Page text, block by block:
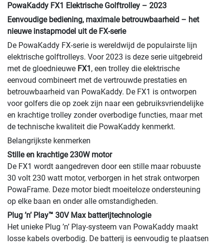
PowaKaddy FX1 Elektrische Golftrolley – 2023
Eenvoudige bediening, maximale betrouwbaarheid – het
nieuwe instapmodel uit de FX-serie
De PowaKaddy FX-serie is wereldwijd de populairste lijn
elektrische golftrolleys. Voor 2023 is deze serie uitgebreid
met de gloednieuwe FX1, een trolley die elektrische
eenvoud combineert met de vertrouwde prestaties en
betrouwbaarheid van PowaKaddy. De FX1 is ontworpen
voor golfers die op zoek zijn naar een gebruiksvriendelijke
en krachtige trolley zonder overbodige functies, maar met
de technische kwaliteit die PowaKaddy kenmerkt.
Belangrijkste kenmerken
Stille en krachtige 230W motor
De FX1 wordt aangedreven door een stille maar robuuste
30 volt 230 watt motor, verborgen in het strak ontworpen
PowaFrame. Deze motor biedt moeiteloze ondersteuning
op elke baan en onder alle omstandigheden.
Plug ’n’ Play™ 30V Max batterijtechnologie
Het unieke Plug ’n’ Play-systeem van PowaKaddy maakt
losse kabels overbodig. De batterij is eenvoudig te plaatsen